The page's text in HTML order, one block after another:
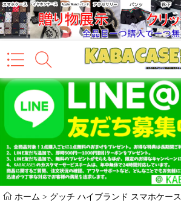
ホーム > グッチ ハイブランド スマホケース